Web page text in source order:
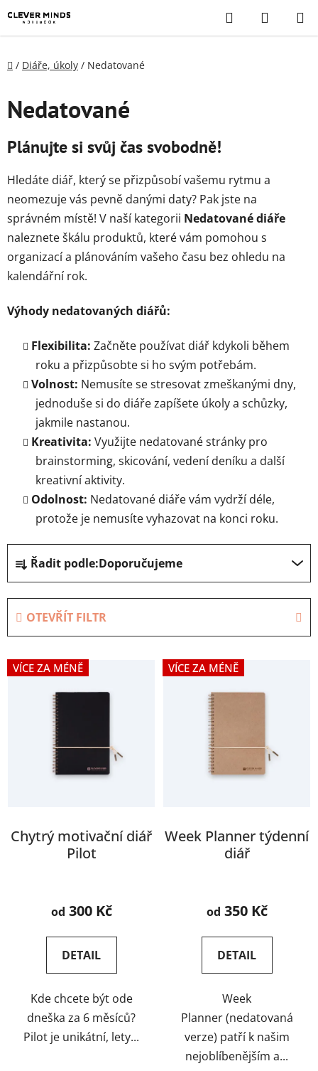
na
obsah
Hledat
KOŠÍK
Domů
/ Diáře, úkoly / Nedatované
Nedatované
Plánujte si svůj čas svobodně!
Hledáte diář, který se přizpůsobí vašemu rytmu a
neomezuje vás pevně danými daty? Pak jste na
správném místě! V naší kategorii Nedatované diáře
naleznete škálu produktů, které vám pomohou s
organizací a plánováním vašeho času bez ohledu na
kalendářní rok.
Výhody nedatovaných diářů:
Flexibilita: Začněte používat diář kdykoli během
roku a přizpůsobte si ho svým potřebám.
Volnost: Nemusíte se stresovat zmeškanými dny,
jednoduše si do diáře zapíšete úkoly a schůzky,
jakmile nastanou.
Kreativita: Využijte nedatované stránky pro
brainstorming, skicování, vedení deníku a další
kreativní aktivity.
Odolnost: Nedatované diáře vám vydrží déle,
protože je nemusíte vyhazovat na konci roku.
Ř
z
p
r
Řadit podle:Doporučujeme
OTEVŘÍT FILTR
V
ý
u
k
VÍCE ZA MÉNĚ
Chytrý motivační diář
Pilot
hodnocení
je
4,5
5
hvězdiček.
od 300 Kč
DETAIL
Kde chcete být ode
dneška za 6 měsíců?
Pilot je unikátní, lety...
VÍCE ZA MÉNĚ
Week Planner týdenní
diář
hodnocení
je
5,0
5
hvězdiček.
od 350 Kč
DETAIL
Week
Planner (nedatovaná
verze) patří k našim
nejoblíbenějším a...